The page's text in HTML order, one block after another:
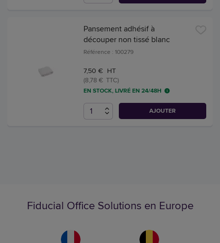
Pansement adhésif à
découper non tissé blanc
Référence : 100279
7,50 € HT
(8,78 € TTC)
EN STOCK, LIVRÉ EN 24/48H
AJOUTER
Fiducial Office Solutions en Europe